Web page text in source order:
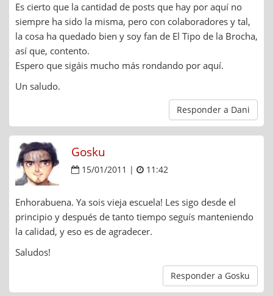
Es cierto que la cantidad de posts que hay por aquí no
siempre ha sido la misma, pero con colaboradores y tal,
la cosa ha quedado bien y soy fan de El Tipo de la Brocha,
así que, contento.
Espero que sigáis mucho más rondando por aquí.
Un saludo.
Responder a Dani
Gosku
15/01/2011 | 11:42
Enhorabuena. Ya sois vieja escuela! Les sigo desde el
principio y después de tanto tiempo seguís manteniendo
la calidad, y eso es de agradecer.
Saludos!
Responder a Gosku